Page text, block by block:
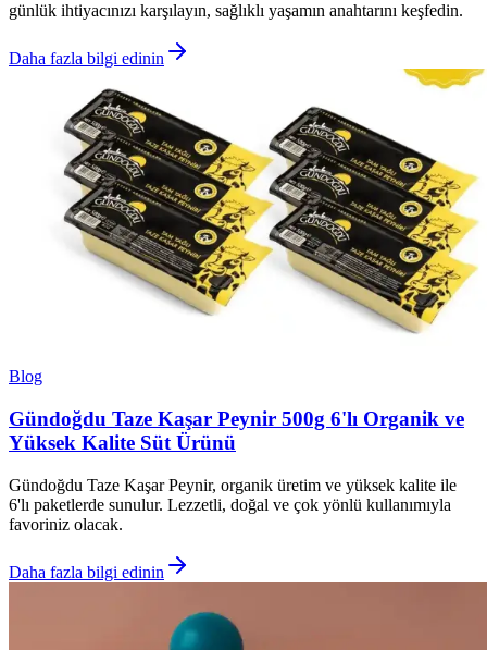
günlük ihtiyacınızı karşılayın, sağlıklı yaşamın anahtarını keşfedin.
Daha fazla bilgi edinin
Blog
Gündoğdu Taze Kaşar Peynir 500g 6'lı Organik ve
Yüksek Kalite Süt Ürünü
Gündoğdu Taze Kaşar Peynir, organik üretim ve yüksek kalite ile
6'lı paketlerde sunulur. Lezzetli, doğal ve çok yönlü kullanımıyla
favoriniz olacak.
Daha fazla bilgi edinin